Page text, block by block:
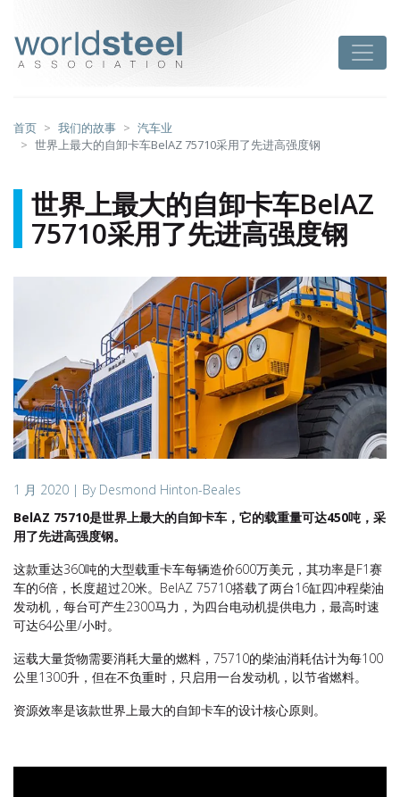
首页 我们的故事
汽车业
世界上最大的自卸卡车BelAZ 75710采用了先进高强度钢
世界上最大的自卸卡车BelAZ
75710采用了先进高强度钢
1 月 2020 | By Desmond Hinton-Beales
BelAZ 75710是世界上最大的自卸卡车，它的载重量可达450吨，采
用了先进高强度钢。
这款重达360吨的大型载重卡车每辆造价600万美元，其功率是F1赛
车的6倍，长度超过20米。BelAZ 75710搭载了两台16缸四冲程柴油
发动机，每台可产生2300马力，为四台电动机提供电力，最高时速
可达64公里/小时。
运载大量货物需要消耗大量的燃料，75710的柴油消耗估计为每100
公里1300升，但在不负重时，只启用一台发动机，以节省燃料。
资源效率是该款世界上最大的自卸卡车的设计核心原则。